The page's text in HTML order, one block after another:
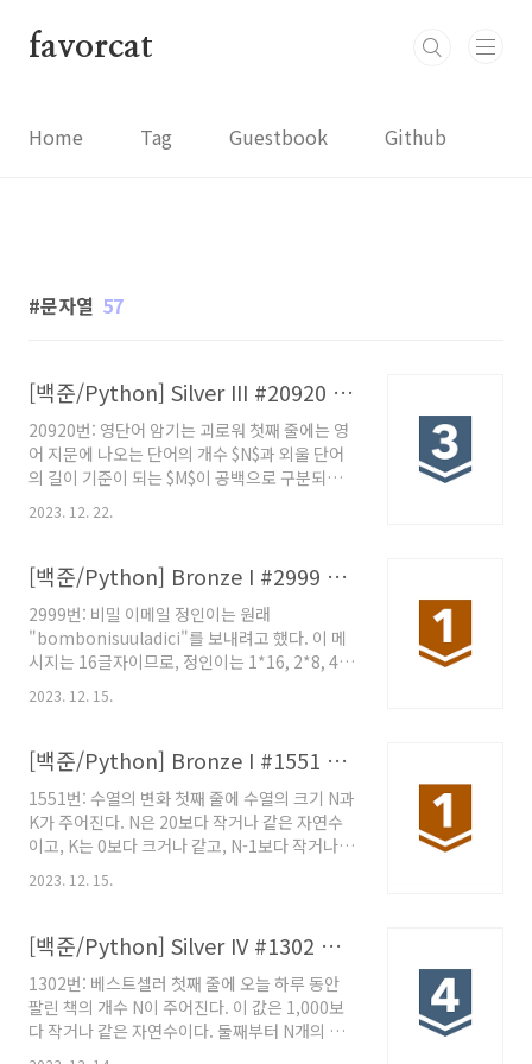
favorcat
Home Tag Guestbook Github
문자열 57
[백준/Python] Silver III #20920 영단어 암기는 괴로워
20920번: 영단어 암기는 괴로워 첫째 줄에는 영
어 지문에 나오는 단어의 개수 $N$과 외울 단어
의 길이 기준이 되는 $M$이 공백으로 구분되어
주어진다. ($1 \leq N \leq 100\,000$, $1 \leq
M \leq 10$) 둘째 줄부터 $N+1$번째 줄까지 외
영어 시험에서 틀린 문제를 바탕으로 영어 단어
암기를 하려고 한다. 그 과정에서 효율적으로 영
어 단어를 외우기 위해 영어 단어장을 만들려 하
고 있다. 화은이가 만들고자 하는 단어장의 단어
순서는 다음과 같은 우선순위를 차례로 적용하여
만들어진다. 자주 나오는 단어일수록 앞에 배치
배치..
2023. 12. 22.
[백준/Python] Bronze I #2999 비밀 이메일
2999번: 비밀 이메일 정인이는 원래
"bombonisuuladici"를 보내려고 했다. 이 메
시지는 16글자이므로, 정인이는 1*16, 2*8, 4*4
행렬을 선택할 수 있다. R이 가장 큰 것은 4*4이
므로, 4*4를 선택한다. 정인이가 만든 행렬은 다
는 상근이에게 이메일을 보낸다. 정인이는 자신
의 이메일이 해킹당할 수도 있다는 생각에, 내용
을 항상 암호화해서 보낸다. 정인이가 사용하는
암호 알고리즘은 다음과 같다. 정인이가 보내는
메시지는 총 N글자이다. 먼저, 정인이는 R
2023. 12. 15.
[백준/Python] Bronze I #1551 수열의 변화
1551번: 수열의 변화 첫째 줄에 수열의 크기 N과
K가 주어진다. N은 20보다 작거나 같은 자연수
이고, K는 0보다 크거나 같고, N-1보다 작거나 같
은 정수이다. 둘째 줄에는 수열이 ‘,’로 구분되어
주어진다. 수열을 이루 www.acmicpc.net 문
인접한 두 원소의 차이를 이용해서 크기가 N-1인
수열 B를 만들 수 있다. 예를 들어, A = {5, 6, 3,
9, -1} 이었을 때, B = {6-5, 3-6, 9-3, -1-9} =
{1, -3, 6, -10}이 된다. 즉, B[i] = A[i+1]-A[i]가
된다. 수열 A가 주어졌을 때, 세준이가 위의 방법
2023. 12. 15.
[백준/Python] Silver IV #1302 베스트셀러
1302번: 베스트셀러 첫째 줄에 오늘 하루 동안
팔린 책의 개수 N이 주어진다. 이 값은 1,000보
다 작거나 같은 자연수이다. 둘째부터 N개의 줄